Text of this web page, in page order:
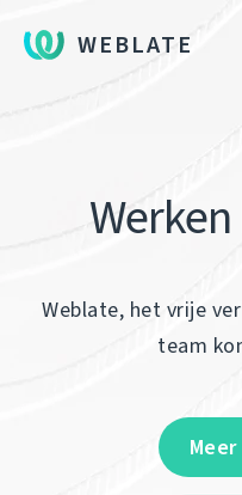
WEBLATE
Weblate, het vrije
team